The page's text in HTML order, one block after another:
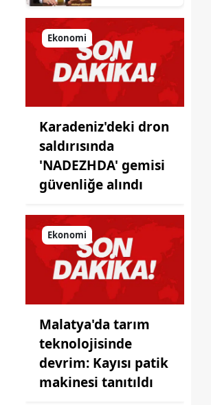
Tarihin
milletlerin
önüne
koyduğu
ayna!
Ekonomi
Karadeniz'deki dron
saldırısında
'NADEZHDA' gemisi
güvenliğe alındı
Ekonomi
Malatya'da tarım
teknolojisinde
devrim: Kayısı patik
makinesi tanıtıldı